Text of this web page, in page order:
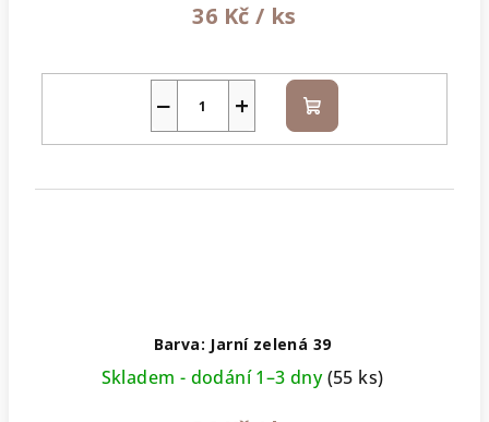
36 Kč / ks
+
− Do
košíku
Barva: Jarní zelená 39
Skladem - dodání 1–3 dny(55 ks)